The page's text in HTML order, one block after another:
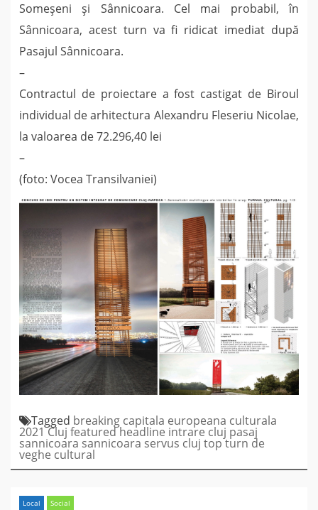
Someşeni şi Sânnicoara. Cel mai probabil, în
Sânnicoara, acest turn va fi ridicat imediat după
Pasajul Sânnicoara.
–
Contractul de proiectare a fost castigat de Biroul
individual de arhitectura Alexandru Fleseriu Nicolae,
la valoarea de 72.296,40 lei
–
(foto: Vocea Transilvaniei)
Tagged breaking capitala europeana culturala
2021Cluj featured headline intrare cluj pasaj
sannicoara sannicoara servus cluj top turn de
veghe cultural
Local Social